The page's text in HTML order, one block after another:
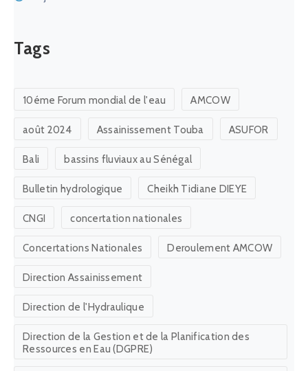
Tags
10éme Forum mondial de l'eau AMCOW
août 2024 Assainissement Touba ASUFOR
Bali bassins fluviaux au Sénégal
Bulletin hydrologique Cheikh Tidiane DIEYE
CNGI concertation nationales
Concertations Nationales Deroulement AMCOW
Direction Assainissement
Direction de l'Hydraulique
Direction de la Gestion et de la Planification des
Ressources en Eau (DGPRE)